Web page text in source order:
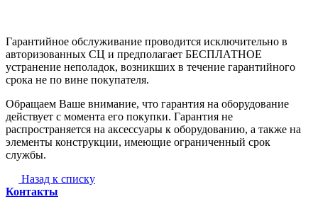
Гарантийное обслуживание проводится исключительно в
авторизованных СЦ и предполагает БЕСПЛАТНОЕ
устранение неполадок, возникших в течение гарантийного
срока не по вине покупателя.
Обращаем Ваше внимание, что гарантия на оборудование
действует с момента его покупки. Гарантия не
распространяется на аксессуары к оборудованию, а также на
элементы конструкции, имеющие ограниченный срок
службы.
Назад к списку
Контакты